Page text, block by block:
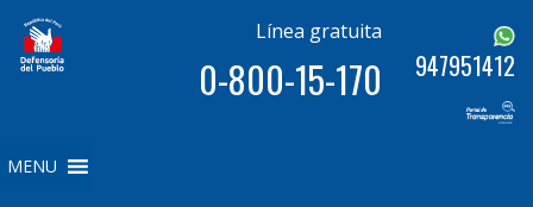
Línea gratuita
0-800-15-170 947951412
MENU